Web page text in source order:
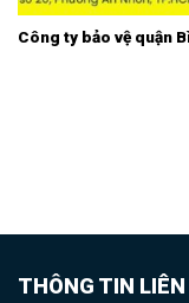
Công ty bảo vệ quận
THÔNG TIN LIÊN